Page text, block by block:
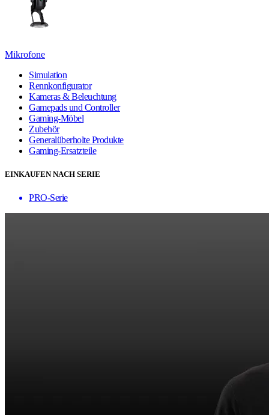
Mikrofone
Simulation
Rennkonfigurator
Kameras & Beleuchtung
Gamepads und Controller
Gaming-Möbel
Zubehör
Generalüberholte Produkte
Gaming-Ersatzteile
EINKAUFEN NACH SERIE
PRO-Serie